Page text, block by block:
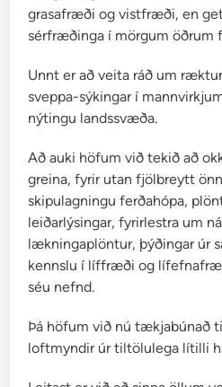
grasafræði og vistfræði, en
sérfræðinga í mörgum öðrum
Unnt er að veita ráð um
sveppa-sýkingar í
nýtingu landssvæða.
Að auki höfum við tekið að
greina, fyrir utan fjölbreytt
skipulagningu ferðahópa,
leiðarlýsingar, fyrirlestra um
lækningaplöntur, þýðingar úr
kennslu í líffræði og
séu nefnd.
Þá höfum við nú tækjabúnað
loftmyndir úr tiltölulega lítilli